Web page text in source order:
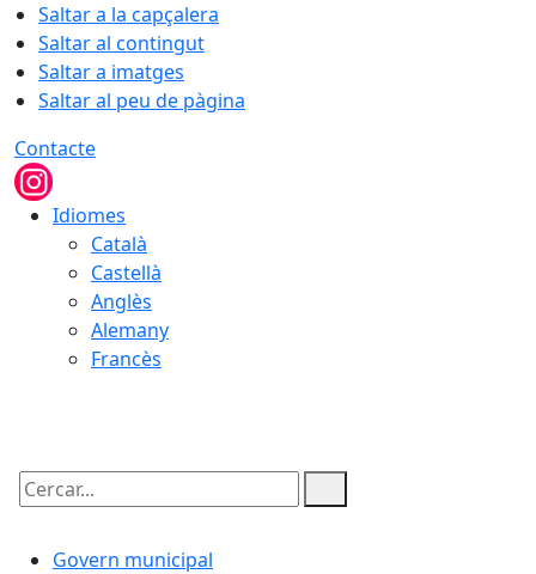
Saltar a la capçalera
Saltar al contingut
Saltar a imatges
Saltar al peu de pàgina
Contacte
Idiomes
Català
Castellà
Anglès
Alemany
Francès
Cercar:
Govern municipal